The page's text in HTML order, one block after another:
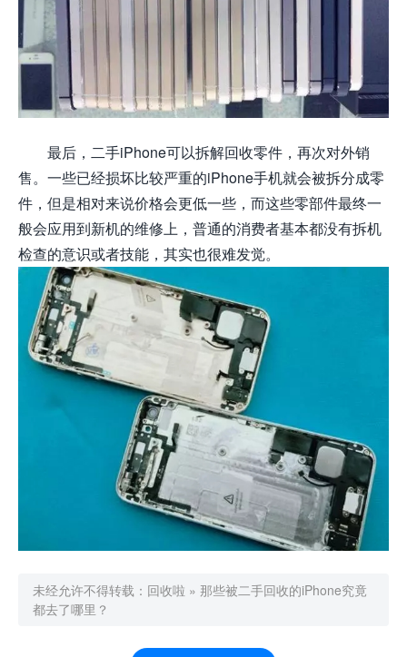
最后，二手iPhone可以拆解回收零件，再次对外销
售。一些已经损坏比较严重的iPhone手机就会被拆分成零
件，但是相对来说价格会更低一些，而这些零部件最终一
般会应用到新机的维修上，普通的消费者基本都没有拆机
检查的意识或者技能，其实也很难发觉。
未经允许不得转载： 回收啦 » 那些被二手回收的iPhone究竟
都去了哪里？